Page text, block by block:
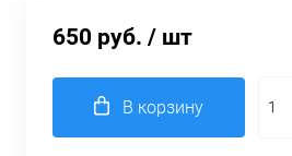
650 руб. / шт
В корзину